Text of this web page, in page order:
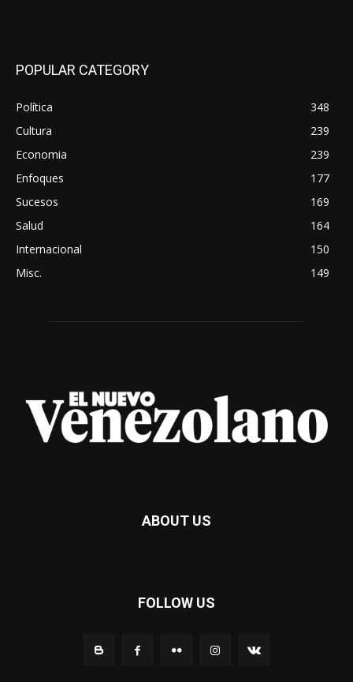
POPULAR CATEGORY
Política
348
Cultura
239
Economia
239
Enfoques
177
Sucesos
169
Salud
164
Internacional
150
Misc.
149
ABOUT US
FOLLOW US